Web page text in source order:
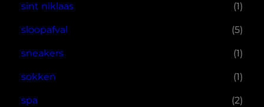
sint niklaas (1)
sloopafval (5)
sneakers (1)
sokken (1)
spa (2)